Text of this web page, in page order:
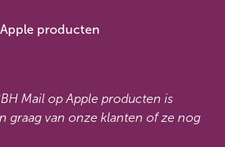
producten
Mail op Apple producten is
graag van onze klanten of ze nog